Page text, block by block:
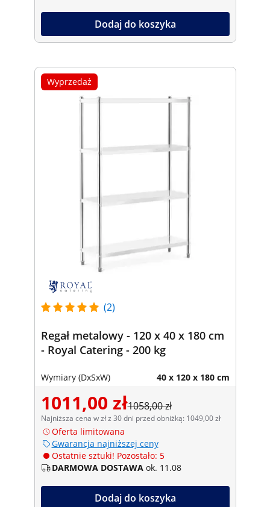
Dodaj do koszyka
Wyprzedaż
(2)
Regał metalowy - 120 x 40 x 180 cm
- Royal Catering - 200 kg
Wymiary (DxSxW) 40 x 120 x 180 cm
1011,00 zł1058,00 zł
Najniższa cena w zł z 30 dni przed obniżką: 1049,00 zł
Oferta limitowana
Gwarancja najniższej ceny
Ostatnie sztuki! Pozostało: 5
DARMOWA DOSTAWA ok. 11.08
Dodaj do koszyka